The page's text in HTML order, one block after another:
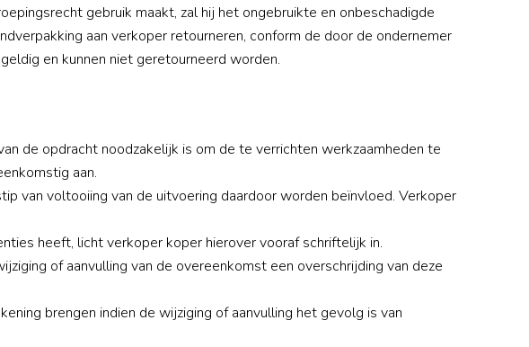
gebruik maakt, zal hij het ongebruikte en onbeschadigde
aan verkoper retourneren, conform de door de ondernemer
en kunnen niet geretourneerd worden.
de opdracht noodzakelijk is om de te verrichten werkzaamheden te
aan.
van voltooiing van de uitvoering daardoor worden beïnvloed. Verkoper
heeft, licht verkoper koper hierover vooraf schriftelijk in.
of aanvulling van de overeenkomst een overschrijding van deze
brengen indien de wijziging of aanvulling het gevolg is van